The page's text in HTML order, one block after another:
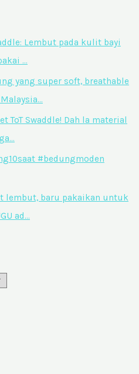
Lembut pada kulit bayi
…
yang super soft, breathable
ToT Swaddle! Dah la material
#bedungmoden
lembut, baru pakaikan untuk
ad…